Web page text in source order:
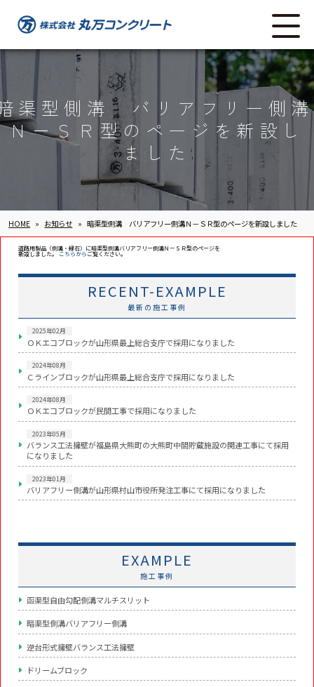
渠型側溝 バリアフリー側溝
Ｎ－ＳＲ型のページを新設し
ました
HOME » お知らせ » 暗渠型側溝 バリアフリー側溝Ｎ－ＳＲ型のページを新設しました
道路用製品（側溝・縁石）に暗渠型側溝バリアフリー側溝Ｎ－ＳＲ型のページを
新設しました。 こちらからご覧ください。
RECENT-EXAMPLE
最新の施工事例
2025年02月
ＯＫエコブロックが山形県最上総合支庁で採用になりました
2024年08月
Ｃラインブロックが山形県最上総合支庁で採用になりました
2024年08月
ＯＫエコブロックが民間工事で採用になりました
2023年05月
バランス工法擁壁が福島県大熊町の大熊町中間貯蔵施設の関連工事にて採用
になりました
2023年01月
バリアフリー側溝が山形県村山市役所発注工事にて採用になりました
EXAMPLE
施工事例
函渠型自由勾配側溝マルチスリット
暗渠型側溝バリアフリー側溝
逆台形式擁壁バランス工法擁壁
ドリームブロック